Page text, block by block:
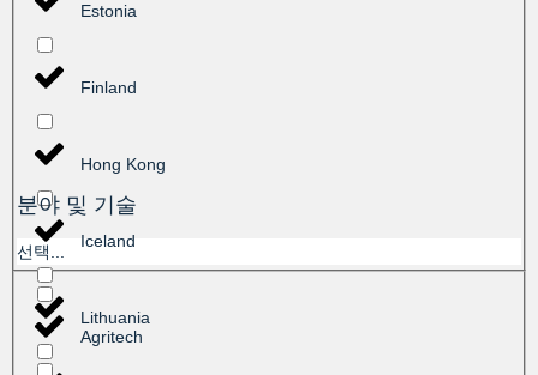
Estonia
Finland
Hong Kong
Iceland
Lithuania
분야 및 기술
선택...
Agritech